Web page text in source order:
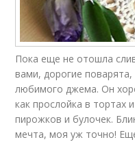
Пока еще не отошла
вами, дорогие
любимого джема. Он
как прослойка в тортах
пирожков и булочек.
мечта, моя уж точно!